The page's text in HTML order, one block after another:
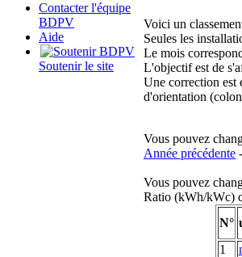
Contacter l'équipe
BDPV
Aide
Soutenir le site
Voici un
Seules les
Le mois
L'objectif est de
Une correction est
d'orientation
Vous pouvez
Année précédente
Vous pouvez
Ratio (kWh/kWc)
N°
1